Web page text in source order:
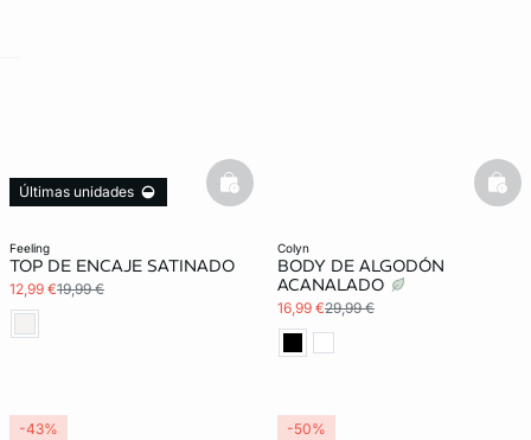
feeling
TOP DE ENCAJE SATINADO
12,99 €19,99 €
Últimas unidades basketfull
colyn
BODY DE ALGODÓN
ACANALADO
16,99 €29,99 €
-43% -50%